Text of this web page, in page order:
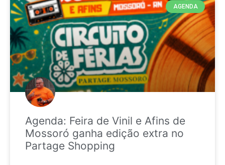
AGENDA
Agenda: Feira de Vinil e Afins de
Mossoró ganha edição extra no
Partage Shopping